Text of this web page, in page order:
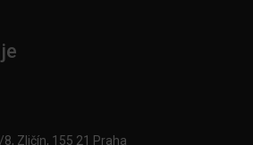
Zličín, 155 21 Praha